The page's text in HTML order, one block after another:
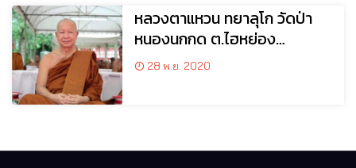
หลวงตาแหวน ทยาลุโก วัดป่า
หนองนกกด ต.ไฮหย่อง
อ.พังโคน จ.สกลนคร
28 พ.ย. 2020